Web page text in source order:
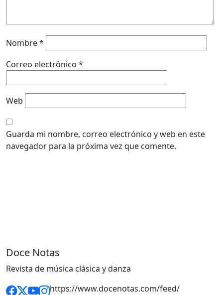
Nombre*
Correo electrónico *
Web
Guarda mi nombre, correo electrónico y web en este
navegador para la próxima vez que comente.
Doce Notas
Revista de música clásica y danza
https://www.docenotas.com/feed/